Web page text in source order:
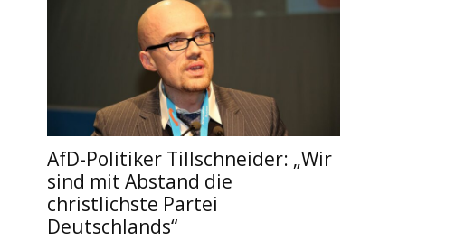
AfD-Politiker Tillschneider: „Wir
sind mit Abstand die
christlichste Partei
Deutschlands“